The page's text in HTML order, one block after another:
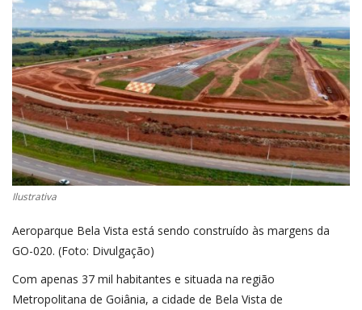
Ilustrativa
Aeroparque Bela Vista está sendo construído às margens da
GO-020. (Foto: Divulgação)
Com apenas 37 mil habitantes e situada na região
Metropolitana de Goiânia, a cidade de Bela Vista de